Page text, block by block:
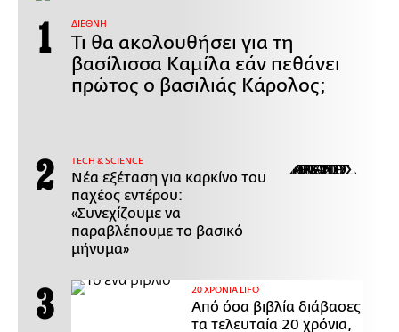
ΔΙΕΘΝΗ
Τι θα ακολουθήσει για τη
βασίλισσα Καμίλα εάν πεθάνει
πρώτος ο βασιλιάς Κάρολος;
ΤECH & SCIENCE
Νέα εξέταση για καρκίνο του
παχέος εντέρου:
«Συνεχίζουμε να
παραβλέπουμε το βασικό
μήνυμα»
20 ΧΡΟΝΙΑ LIFO
Από όσα βιβλία διάβασες
τα τελευταία 20 χρόνια,